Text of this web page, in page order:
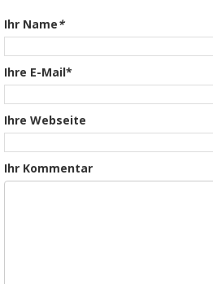
Ihr Name*
Ihre E-Mail*
Ihre Webseite
Ihr Kommentar